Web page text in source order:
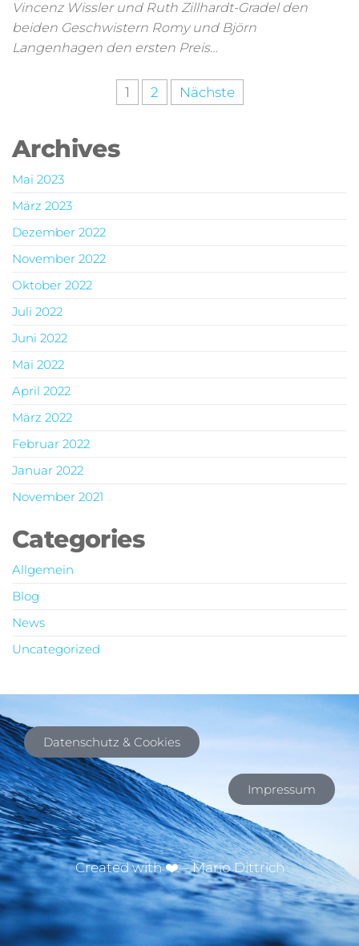
Vincenz Wissler und Ruth Zillhardt-Gradel den
beiden Geschwistern Romy und Björn
Langenhagen den ersten Preis…
1 2 Nächste
Archives
Mai 2023
März 2023
Dezember 2022
November 2022
Oktober 2022
Juli 2022
Juni 2022
Mai 2022
April 2022
März 2022
Februar 2022
Januar 2022
November 2021
Categories
Allgemein
Blog
News
Uncategorized
Datenschutz & Cookies
Impressum
Created with ❤️ – Mario Dittrich